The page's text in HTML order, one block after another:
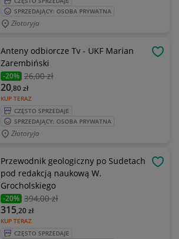
SPRZEDAJĄCY: OSOBA PRYWATNA
Złotoryja
Anteny odbiorcze Tv - UKF Marian
Zarembiński
-20% 26,00 zł
KUP TERAZ
20,80zł
CZĘSTO SPRZEDAJE
SPRZEDAJĄCY: OSOBA PRYWATNA
Złotoryja
Przewodnik geologiczny po Sudetach
pod redakcją naukową W.
Grocholskiego
-20% 394,00 zł
KUP TERAZ
315,20zł
CZĘSTO SPRZEDAJE